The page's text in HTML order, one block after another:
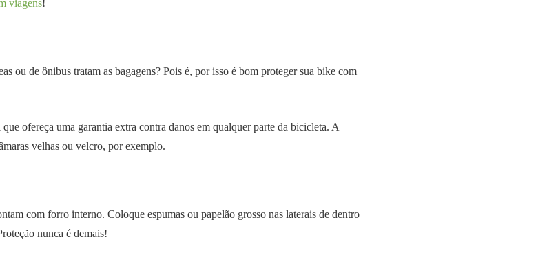
viagens!
ou de ônibus tratam as bagagens? Pois é, por isso é bom proteger sua bike com
ofereça uma garantia extra contra danos em qualquer parte da bicicleta. A
velhas ou velcro, por exemplo.
com forro interno. Coloque espumas ou papelão grosso nas laterais de dentro
nunca é demais!